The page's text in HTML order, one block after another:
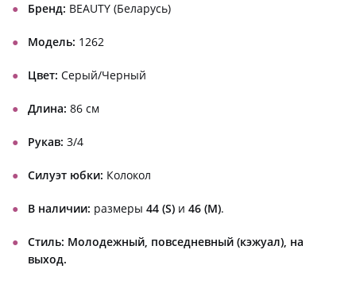
Бренд: BEAUTY (Беларусь)
Модель: 1262
Цвет: Серый/Черный
Длина: 86 см
Рукав: 3/4
Силуэт юбки: Колокол
В наличии: размеры 44 (S) и 46 (M).
Стиль: Молодежный, повседневный (кэжуал), на
выход.